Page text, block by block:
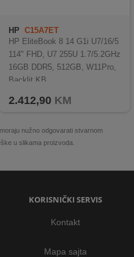
HP C15A7ET
HP EliteBook 8 14 G1i U7/16/5
114" FHD, U7 255U 1.7/5.2GHz
16GB DDR5, 512GB, W11Pro,
Backlit KB
2.412,90 KM
nužno odgovarati stvarnom
u slikama proizvoda.
KORISNIČKI SERVIS
Kontakt
Mapa sajta